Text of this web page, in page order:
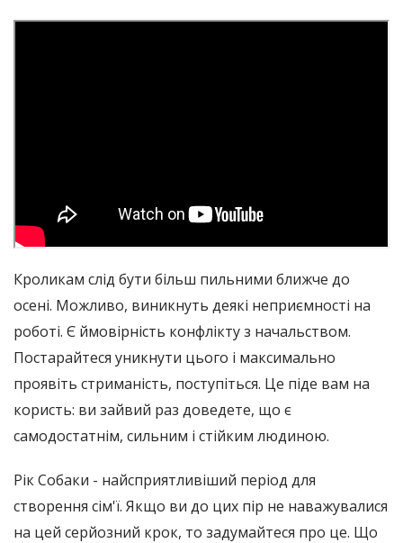
Кроликам слід бути більш пильними ближче до
осені. Можливо, виникнуть деякі неприємності на
роботі. Є ймовірність конфлікту з начальством.
Постарайтеся уникнути цього і максимально
проявіть стриманість, поступіться. Це піде вам на
користь: ви зайвий раз доведете, що є
самодостатнім, сильним і стійким людиною.
Рік Собаки - найсприятливіший період для
створення сім'ї. Якщо ви до цих пір не наважувалися
на цей серйозний крок, то задумайтеся про це. Що